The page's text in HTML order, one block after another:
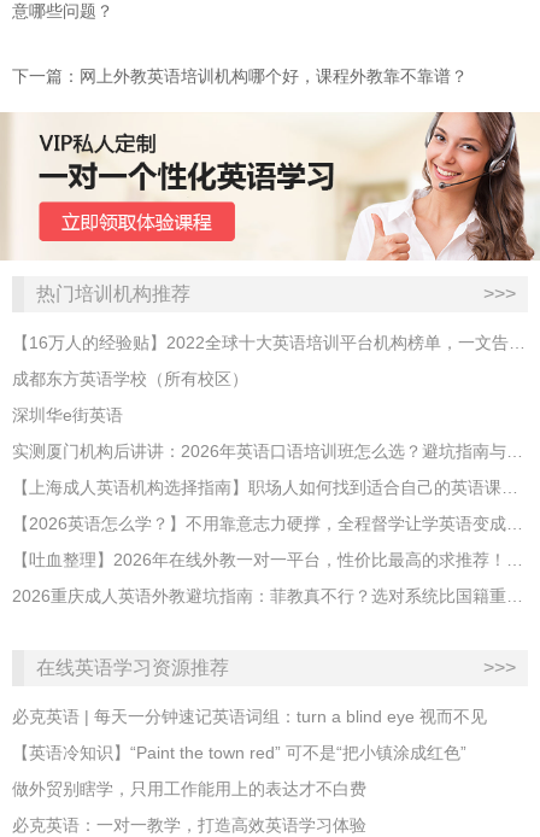
意哪些问题？
下一篇：​网上外教英语培训机构哪个好，课程外教靠不靠谱？
热门培训机构推荐 >>>
【16万人的经验贴】2022全球十大英语培训平台机构榜单，一文告诉你
成都东方英语学校（所有校区）
深圳华e街英语
实测厦门机构后讲讲：2026年英语口语培训班怎么选？避坑指南与高效学习新范式
【上海成人英语机构选择指南】职场人如何找到适合自己的英语课程？
【2026英语怎么学？】不用靠意志力硬撑，全程督学让学英语变成日常习惯
【吐血整理】2026年在线外教一对一平台，性价比最高的求推荐！哪家效果好？
2026重庆成人英语外教避坑指南：菲教真不行？选对系统比国籍重要100倍！
在线英语学习资源推荐 >>>
必克英语 | 每天一分钟速记英语词组：turn a blind eye 视而不见
​【英语冷知识】“Paint the town red” 可不是“把小镇涂成红色”
做外贸别瞎学，只用工作能用上的表达才不白费
必克英语：一对一教学，打造高效英语学习体验